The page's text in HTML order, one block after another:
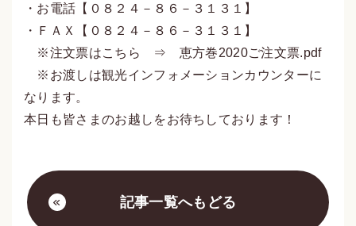
・お電話【０８２４－８６－３１３１】
・ＦＡＸ【０８２４－８６－３１３１】
※注文票はこちら ⇒ 恵方巻2020ご注文票.pdf
※お渡しは観光インフォメーションカウンターに
なります。
本日も皆さまのお越しをお待ちしております！
記事一覧へもどる